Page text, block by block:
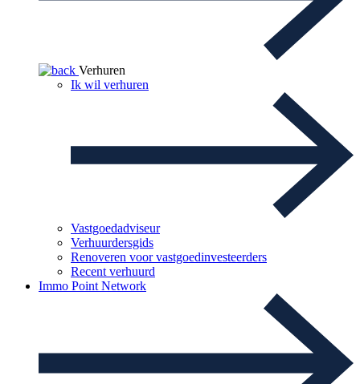
Verhuren
Ik wil verhuren
Vastgoedadviseur
Verhuurdersgids
Renoveren voor vastgoedinvesteerders
Recent verhuurd
Immo Point Network